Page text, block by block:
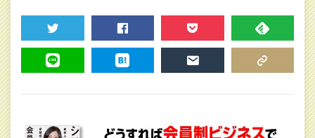
TWEET SHARE POCKET FEEDLY